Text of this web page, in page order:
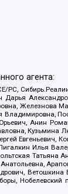
агента:
Железнова
Анин
Евгеньевич,
Илья
Татьяна